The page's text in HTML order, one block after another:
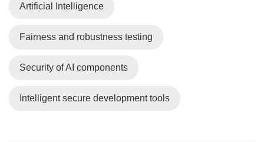
Artificial Intelligence
Fairness and robustness testing
Security of AI components
Intelligent secure development tools